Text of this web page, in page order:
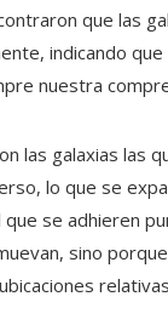
que las
indicando
nuestra
las galaxias las
lo que se
se adhieren
sino